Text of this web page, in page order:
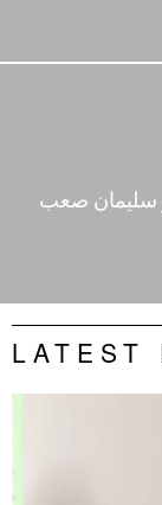
سليمان صعب
LATEST